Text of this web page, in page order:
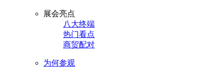
展会亮点
八大终端
热门看点
商贸配对
为何参观